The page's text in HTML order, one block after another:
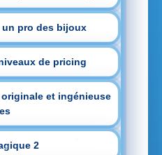
un pro des bijoux
de pricing
et ingénieuse
2